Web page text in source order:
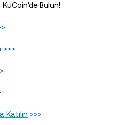
Bulun!
>>>
Katılın >>>